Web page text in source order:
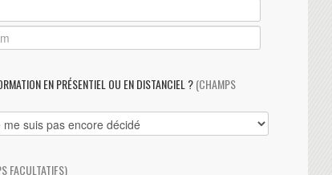
EN PRÉSENTIEL OU EN DISTANCIEL ?(CHAMPS
FACULTATIFS)